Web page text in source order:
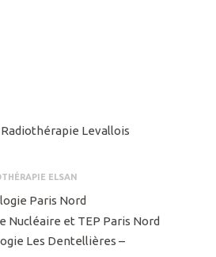
Levallois
ELSAN
Paris Nord
Nucléaire et TEP Paris Nord
Les Dentellières –